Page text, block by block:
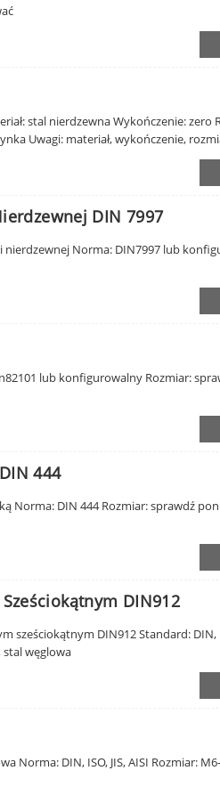
stal nierdzewna Wykończenie:
Uwagi: materiał, wykończenie,
DIN 7997
Norma: DIN7997 lub
lub konfigurowalny Rozmiar:
444
Norma: DIN 444 Rozmiar: sprawdź
DIN912
sześciokątnym DIN912 Standard: DIN,
stal węglowa
Norma: DIN, ISO, JIS, AISI Rozmiar: